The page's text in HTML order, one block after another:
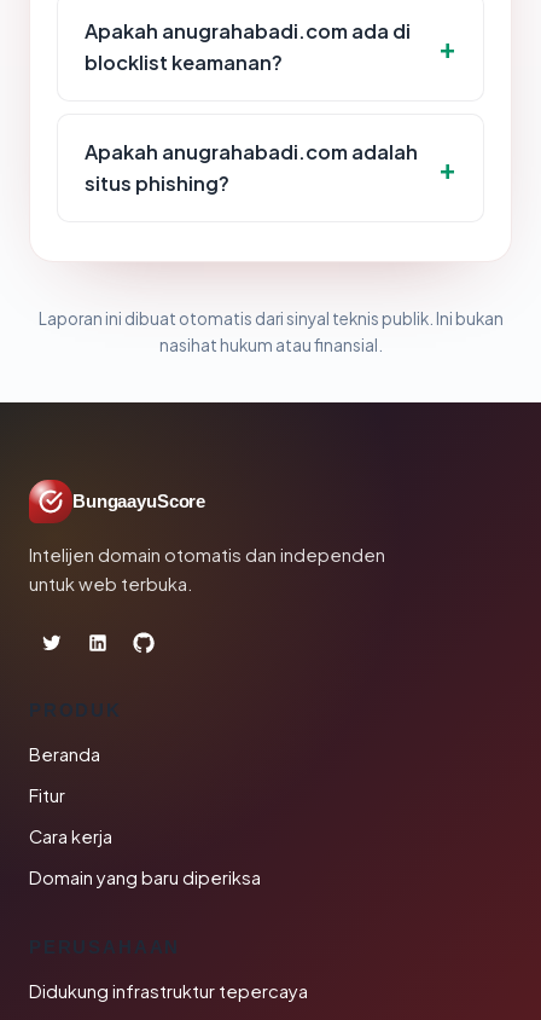
Apakah anugrahabadi.com ada di
blocklist keamanan?
Apakah anugrahabadi.com adalah
situs phishing?
Laporan ini dibuat otomatis dari sinyal teknis publik. Ini bukan
nasihat hukum atau finansial.
BungaayuScore
Intelijen domain otomatis dan independen
untuk web terbuka.
PRODUK
Beranda
Fitur
Cara kerja
Domain yang baru diperiksa
PERUSAHAAN
Didukung infrastruktur tepercaya